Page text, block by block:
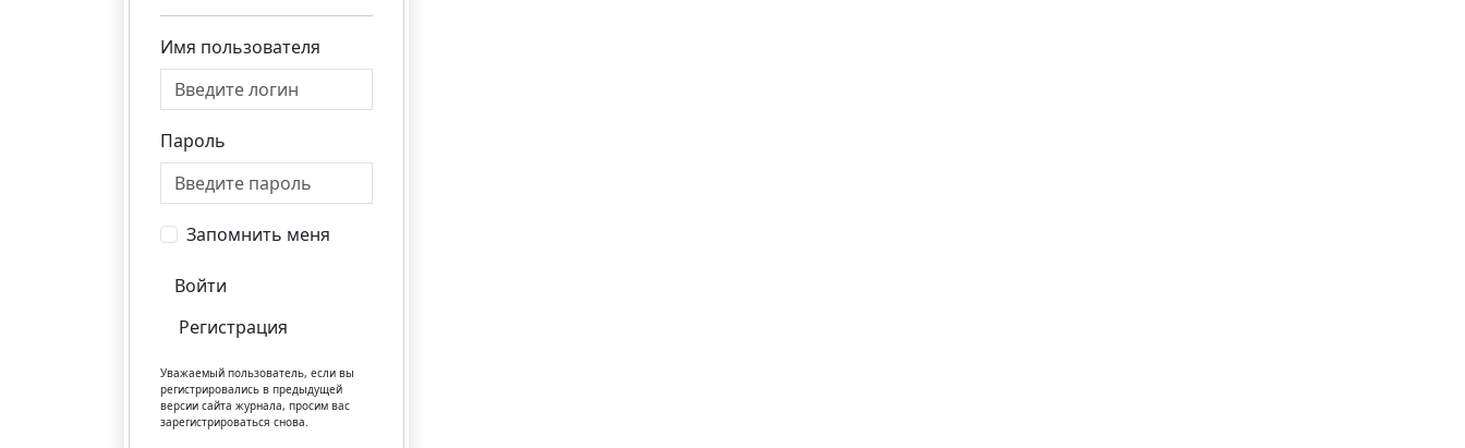
Имя пользователя
Пароль
Запомнить меня
Войти
Регистрация
Уважаемый пользователь, если вы
регистрировались в предыдущей
версии сайта журнала, просим вас
зарегистрироваться снова.